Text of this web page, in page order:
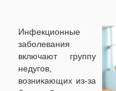
Инфекционные
заболевания
включают группу
недугов,
возникающих из-за